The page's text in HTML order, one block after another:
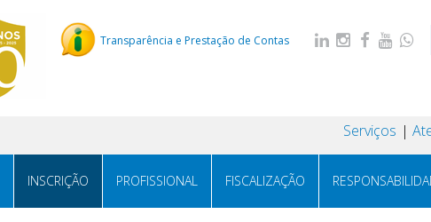
Transparência e Prestação de Contas
Serviços
INSCRIÇÃO PROFISSIONAL FISCALIZAÇÃO